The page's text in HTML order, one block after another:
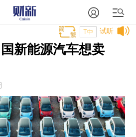
试听
T中
新能源汽车想卖